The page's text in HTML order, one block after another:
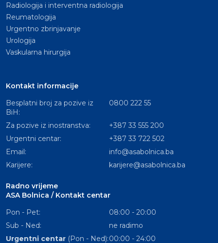
Radiologija i interventna radiologija
Reumatologija
Urgentno zbrinjavanje
Urologija
Vaskularna hirurgija
Kontakt informacije
Besplatni broj za pozive iz
BiH:
0800 222 55
Za pozive iz inostranstva:
+387 33 555 200
Urgentni centar:
+387 33 722 502
Email:
info@asabolnica.ba
Karijere:
karijere@asabolnica.ba
Radno vrijeme
ASA Bolnica / Kontakt centar
Pon - Pet:
08:00 - 20:00
Sub - Ned:
ne radimo
Urgentni centar (Pon - Ned):00:00 - 24:00